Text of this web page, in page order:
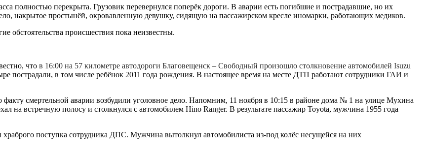
полностью перекрыта. Грузовик перевернулся поперёк дороги. В аварии есть погибшие и пострадавшие, но их
накрытое простынёй, окровавленную девушку, сидящую на пассажирском кресле иномарки, работающих медиков.
обстоятельства происшествия пока неизвестны.
что в 16:00 на 57 километре автодороги Благовещенск – Свободный произошло столкновение автомобилей Isuzu
пострадали, в том числе ребёнок 2011 года рождения. В настоящее время на месте ДТП работают сотрудники ГАИ и
факту смертельной аварии возбудили уголовное дело. Напомним, 11 ноября в 10:15 в районе дома № 1 на улице Мухина
на встречную полосу и столкнулся с автомобилем Hino Ranger. В результате пассажир Toyota, мужчина 1955 года
поступка сотрудника ДПС. Мужчина вытолкнул автомобилиста из-под колёс несущейся на них